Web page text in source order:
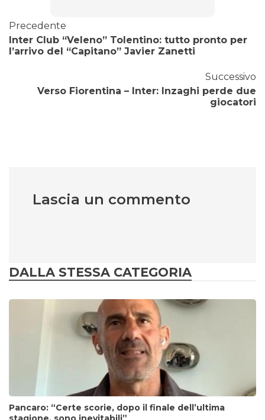
Precedente
Inter Club “Veleno” Tolentino: tutto pronto per
l’arrivo del “Capitano” Javier Zanetti
Successivo
Verso Fiorentina – Inter: Inzaghi perde due
giocatori
Lascia un commento
DALLA STESSA CATEGORIA
Pancaro: “Certe scorie, dopo il finale dell’ultima